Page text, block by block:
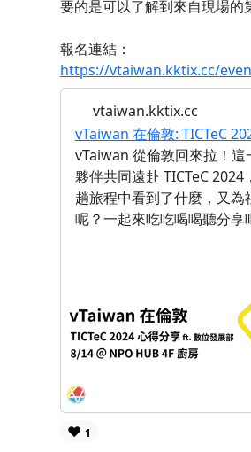
要的是可以了解到來自現場的
報名連結：
https://vtaiwan.kktix.cc/
vtaiwan.kktix.cc
vTaiwan 在倫敦: TICTeC
vTaiwan 從倫敦回來拉！這
夥伴共同遠赴 TICTeC
趟旅程中看到了什麼，又為
呢？一起來吃吃喝喝聽分享
❤️ 1